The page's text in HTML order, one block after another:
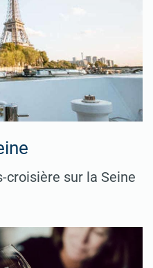
croisière sur la Seine